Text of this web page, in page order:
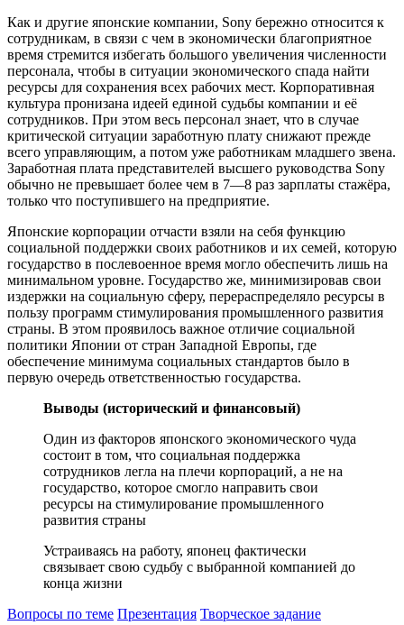
Как и другие японские компании, Sony бережно относится к
сотрудникам, в связи с чем в экономически благоприятное
время стремится избегать большого увеличения численности
персонала, чтобы в ситуации экономического спада найти
ресурсы для сохранения всех рабочих мест. Корпоративная
культура пронизана идеей единой судьбы компании и её
сотрудников. При этом весь персонал знает, что в случае
критической ситуации заработную плату снижают прежде
всего управляющим, а потом уже работникам младшего звена.
Заработная плата представителей высшего руководства Sony
обычно не превышает более чем в 7—8 раз зарплаты стажёра,
только что поступившего на предприятие.
Японские корпорации отчасти взяли на себя функцию
социальной поддержки своих работников и их семей, которую
государство в послевоенное время могло обеспечить лишь на
минимальном уровне. Государство же, минимизировав свои
издержки на социальную сферу, перераспределяло ресурсы в
пользу программ стимулирования промышленного развития
страны. В этом проявилось важное отличие социальной
политики Японии от стран Западной Европы, где
обеспечение минимума социальных стандартов было в
первую очередь ответственностью государства.
Выводы (исторический и финансовый)
Один из факторов японского экономического чуда
состоит в том, что социальная поддержка
сотрудников легла на плечи корпораций, а не на
государство, которое смогло направить свои
ресурсы на стимулирование промышленного
развития страны
Устраиваясь на работу, японец фактически
связывает свою судьбу с выбранной компанией до
конца жизни
Вопросы по теме Презентация Творческое задание